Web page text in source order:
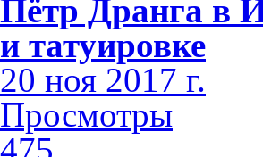
Пётр Дранга в
и татуировке
20 ноя 2017 г.
Просмотры